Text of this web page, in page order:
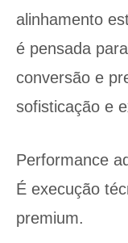
alinhamento
é pensada
conversão e
sofisticação e
Performance
É execução
premium.